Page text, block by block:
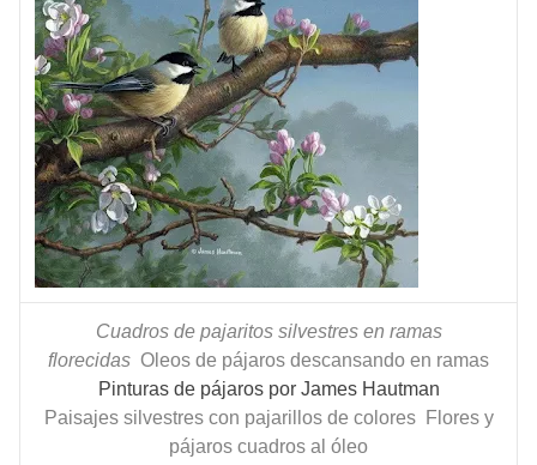
Cuadros de pajaritos silvestres en ramas
florecidas Oleos de pájaros descansando en ramas
Pinturas de pájaros por James Hautman
Paisajes silvestres con pajarillos de colores
Flores y
pájaros cuadros al óleo